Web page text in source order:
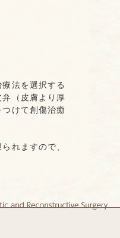
法を選択する
（皮膚より厚
けて創傷治癒
れますので、